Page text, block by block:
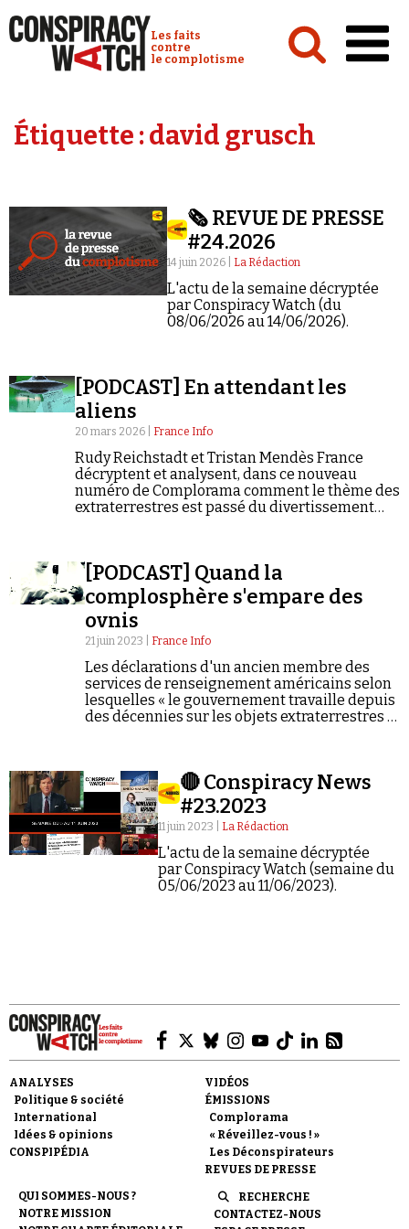
Conspiracy Watch :
Les faits
contre
le complotisme
Analyses
Vidéos
Émissions
Revues de presse
Newsletter
Demander à Vera
Se connecter
Étiquette :david grusch
🗞️ REVUE DE PRESSE
#24.2026
14 juin 2026 | La Rédaction
L'actu de la semaine décryptée
par Conspiracy Watch (du
08/06/2026 au 14/06/2026).
[PODCAST] En attendant les
aliens
20 mars 2026 | France Info
Rudy Reichstadt et Tristan Mendès France
décryptent et analysent, dans ce nouveau
numéro de Complorama comment le thème des
extraterrestres est passé du divertissement
[PODCAST] Quand la
complosphère s'empare des
ovnis
21 juin 2023 | France Info
Les déclarations d'un ancien membre des
services de renseignement américains selon
lesquelles « le gouvernement travaille depuis
des décennies sur les objets extraterrestres »
🔴 Conspiracy News
#23.2023
11 juin 2023 | La Rédaction
L'actu de la semaine décryptée
par Conspiracy Watch (semaine du
05/06/2023 au 11/06/2023).
ANALYSES
Politique & société
International
Idées & opinions
CONSPIPÉDIA
VIDÉOS
ÉMISSIONS
Complorama
« Réveillez-vous ! »
Les Déconspirateurs
REVUES DE PRESSE
QUI SOMMES-NOUS ?
NOTRE MISSION
RECHERCHE
CONTACTEZ-NOUS